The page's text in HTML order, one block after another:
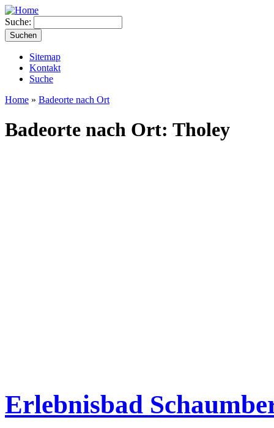
Suche:
Sitemap
Kontakt
Suche
Home » Badeorte nach Ort
Badeorte nach Ort: Tholey
Erlebnisbad